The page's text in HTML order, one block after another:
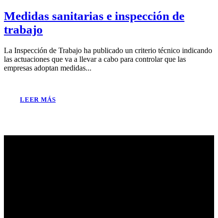
Medidas sanitarias e inspección de
trabajo
La Inspección de Trabajo ha publicado un criterio técnico indicando
las actuaciones que va a llevar a cabo para controlar que las
empresas adoptan medidas...
LEER MÁS